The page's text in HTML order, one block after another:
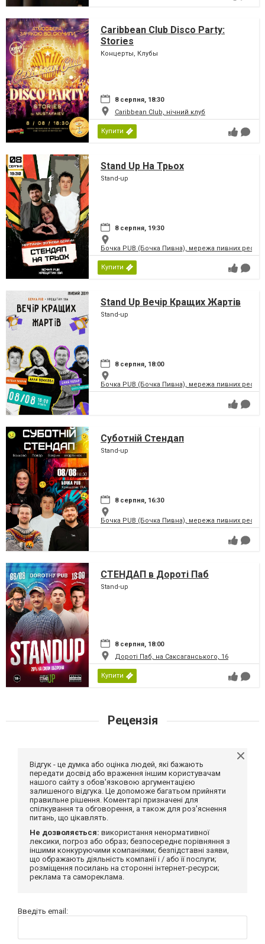
Caribbean Club Disco Party:
Stories
Концерты, Клубы
8 серпня, 18:30
Caribbean Club, нічний клуб
Купити
Stand Up На Трьох
Stand-up
8 серпня, 19:30
Бочка PUB (Бочка Пивна), мережа пивних
Купити
Stand Up Вечір Кращих Жартів
Stand-up
8 серпня, 18:00
Бочка PUB (Бочка Пивна), мережа пивних
Суботній Стендап
Stand-up
8 серпня, 16:30
Бочка PUB (Бочка Пивна), мережа пивних
СТЕНДАП в Дороті Паб
Stand-up
8 серпня, 18:00
Дороті Паб, на Саксаганського, 16
Купити
Рецензія
Відгук - це думка або оцінка людей, які бажають
передати досвід або враження іншим користувачам
нашого сайту з обов'язковою аргументацією
залишеного відгука. Це допоможе багатьом прийняти
правильне рішення. Коментарі призначені для
спілкування та обговорення, а також для роз'яснення
питань, що цікавлять.
Не дозволяється: використання ненормативної
лексики, погроз або образ; безпосереднє порівняння з
іншими конкуруючими компаніями; безпідставні заяви,
що ображають діяльність компанії і / або її послуги;
розміщення посилань на сторонні інтернет-ресурси;
реклама та самореклама.
Введіть email: